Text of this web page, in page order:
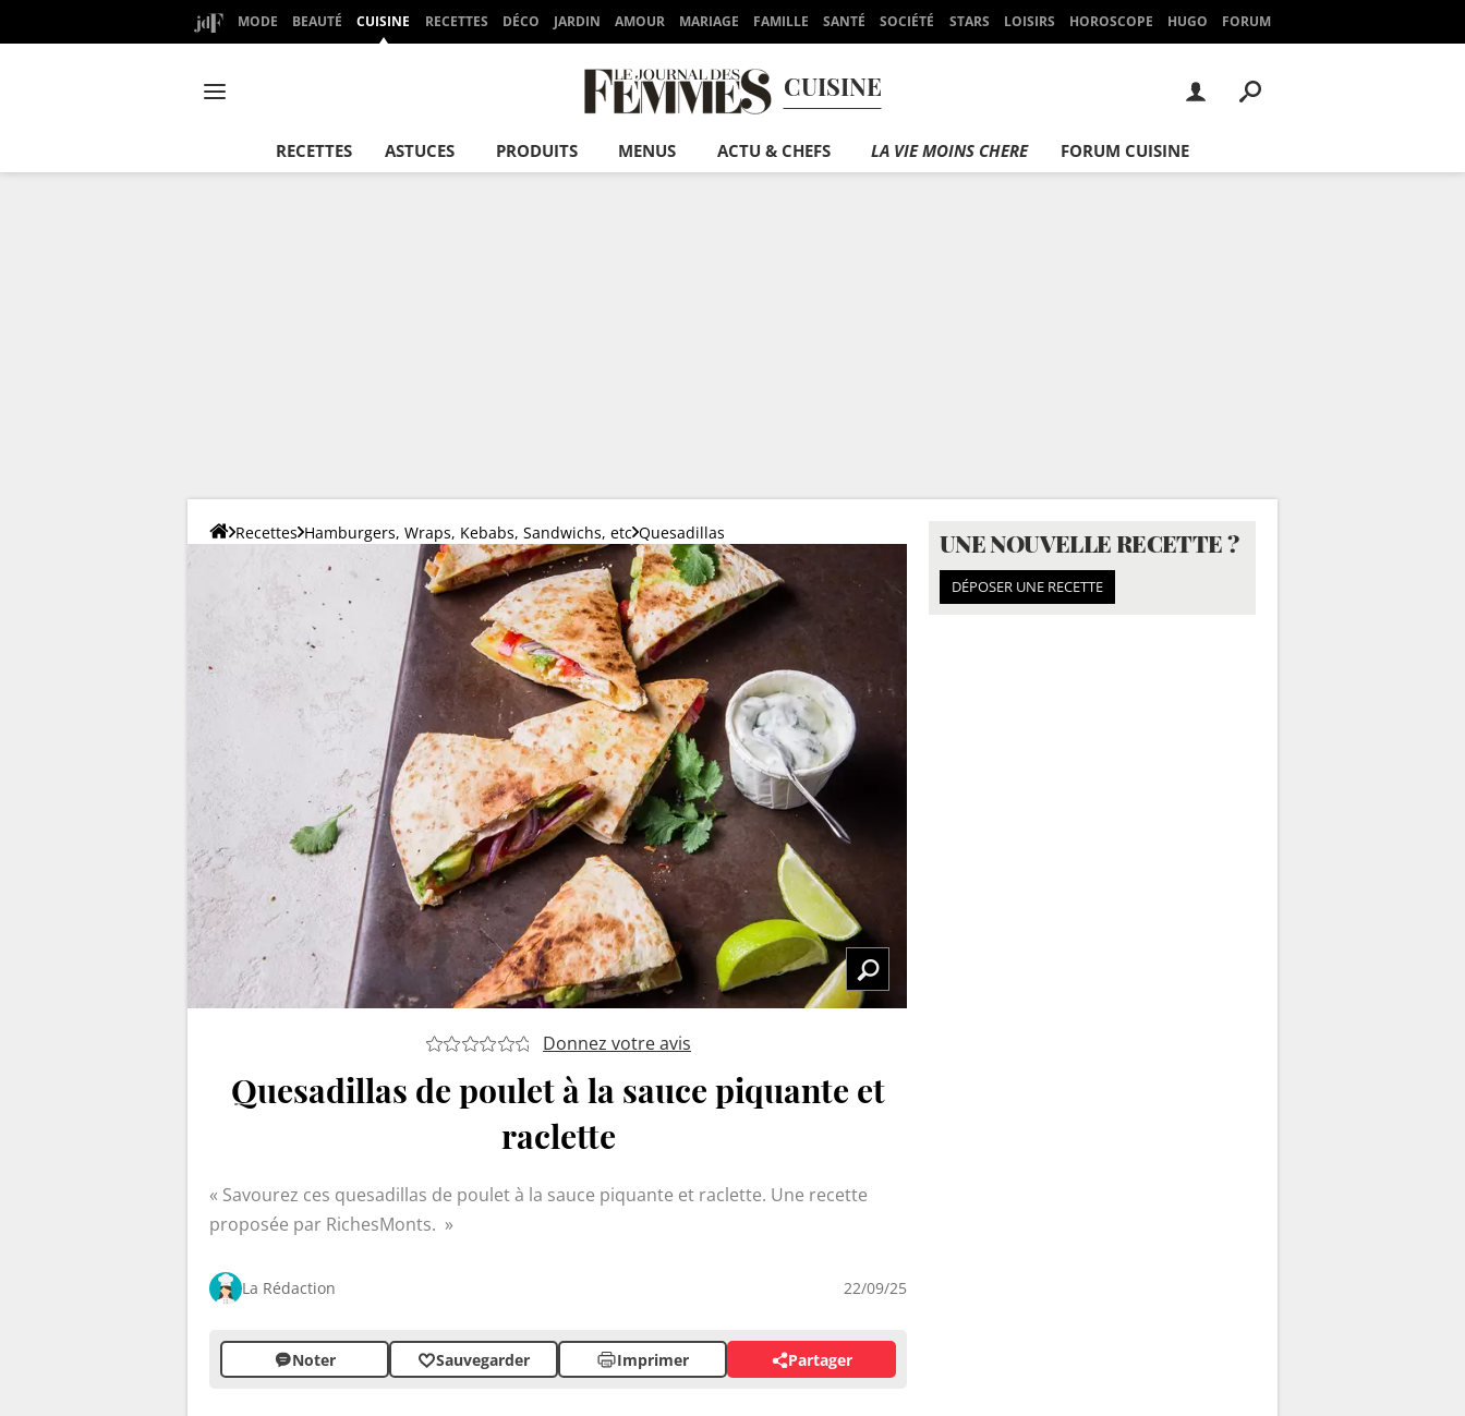
MODE BEAUTÉ CUISINE RECETTES DÉCO JARDIN AMOUR MARIAGE FAMILLE SANTÉ SOCIÉTÉ STARS LOISIRS HOROSCOPE HUGO FORUM
CUISINE
RECETTES ASTUCES PRODUITS MENUS ACTU & CHEFS LA VIE MOINS CHERE FORUM CUISINE
Recettes Hamburgers, Wraps, Kebabs, Sandwichs, etc Quesadillas
Donnez votre avis
Quesadillas de poulet à la sauce piquante et
raclette
Savourez ces quesadillas de poulet à la sauce piquante et raclette. Une recette
proposée par RichesMonts.
La Rédaction 22/09/25
Noter Sauvegarder Imprimer Partager
UNE NOUVELLE RECETTE ?
DÉPOSER UNE RECETTE